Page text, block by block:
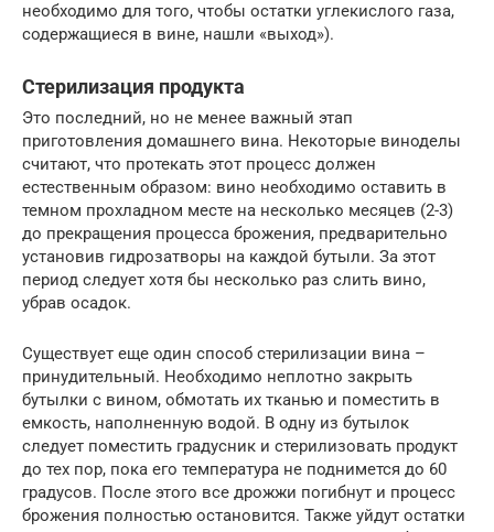
необходимо для того, чтобы остатки углекислого газа,
содержащиеся в вине, нашли «выход»).
Стерилизация продукта
Это последний, но не менее важный этап
приготовления домашнего вина. Некоторые виноделы
считают, что протекать этот процесс должен
естественным образом: вино необходимо оставить в
темном прохладном месте на несколько месяцев (2-3)
до прекращения процесса брожения, предварительно
установив гидрозатворы на каждой бутыли. За этот
период следует хотя бы несколько раз слить вино,
убрав осадок.
Существует еще один способ стерилизации вина –
принудительный. Необходимо неплотно закрыть
бутылки с вином, обмотать их тканью и поместить в
емкость, наполненную водой. В одну из бутылок
следует поместить градусник и стерилизовать продукт
до тех пор, пока его температура не поднимется до 60
градусов. После этого все дрожжи погибнут и процесс
брожения полностью остановится. Также уйдут остатки